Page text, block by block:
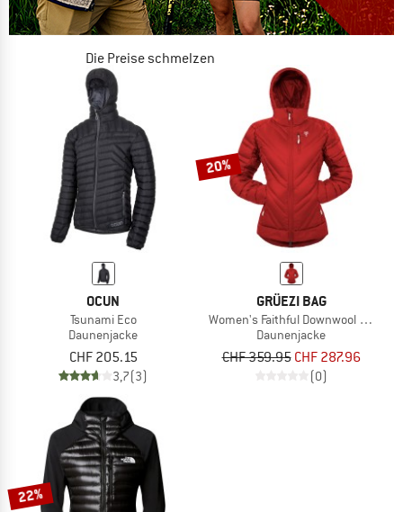
Die Preise schmelzen
JETZT BIS ZU 50% RABATT
ZUM SOMMER SALE
OCUN
Tsunami Eco
Daunenjacke
CHF 205.15
3,7(3)
20%
GRÜEZI BAG
Women's Faithful Downwool Jacket
Daunenjacke
CHF 359.95 CHF 287.96
(0)
22%